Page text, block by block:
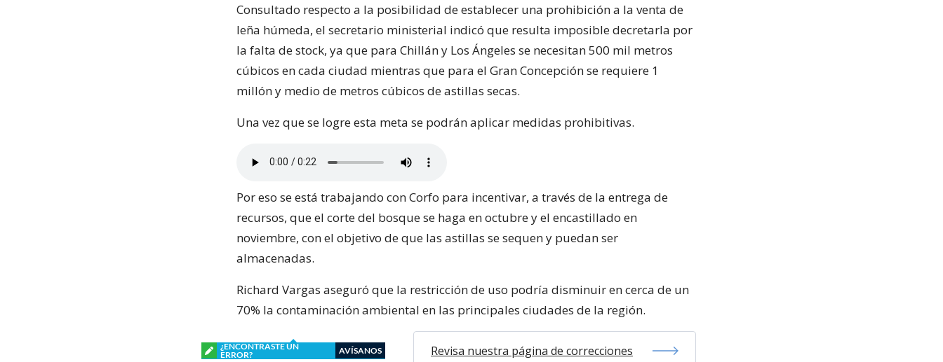
Consultado respecto a la posibilidad de establecer una prohibición a la venta de
leña húmeda, el secretario ministerial indicó que resulta imposible decretarla por
la falta de stock, ya que para Chillán y Los Ángeles se necesitan 500 mil metros
cúbicos en cada ciudad mientras que para el Gran Concepción se requiere 1
millón y medio de metros cúbicos de astillas secas.
Una vez que se logre esta meta se podrán aplicar medidas prohibitivas.
Por eso se está trabajando con Corfo para incentivar, a través de la entrega de
recursos, que el corte del bosque se haga en octubre y el encastillado en
noviembre, con el objetivo de que las astillas se sequen y puedan ser
almacenadas.
Richard Vargas aseguró que la restricción de uso podría disminuir en cerca de un
70% la contaminación ambiental en las principales ciudades de la región.
¿ENCONTRASTE UN
ERROR?
AVÍSANOS Revisa nuestra página de correcciones